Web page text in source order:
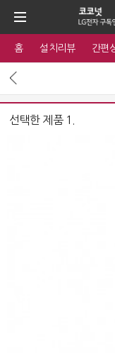
홈 설치리뷰 간편
선택한 제품 1.